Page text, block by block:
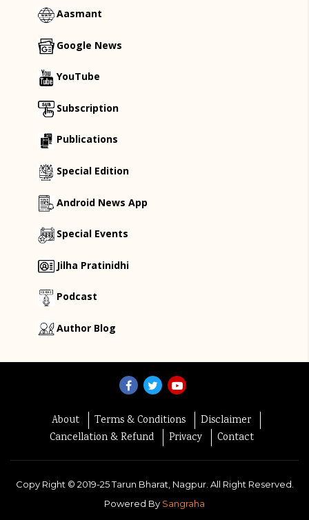
Aasmant
Google News
YouTube
Subscription
Publications
Special Edition
Android News App
Special Events
Jilha Pratinidhi
Podcast
Author Blog
About Terms & Conditions
Disclaimer
Cancellation & Refund
Privacy Contact
Copy Right © 2019-25Tarun Bharat, Nagpur. All Right Reserved.
Powered By Sangraha